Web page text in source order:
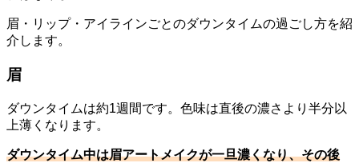
眉・リップ・アイラインごとのダウンタイムの過ごし方を紹
介します。
眉
ダウンタイムは約1週間です。色味は直後の濃さより半分以
上薄くなります。
ダウンタイム中は眉アートメイクが一旦濃くなり、その後